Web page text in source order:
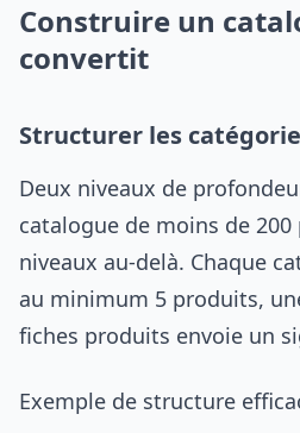
Construire un
convertit
Structurer les
Deux niveaux de
catalogue de moins de
niveaux au-delà. Chaque
au minimum 5 produits,
fiches produits envoie un
Exemple de structure